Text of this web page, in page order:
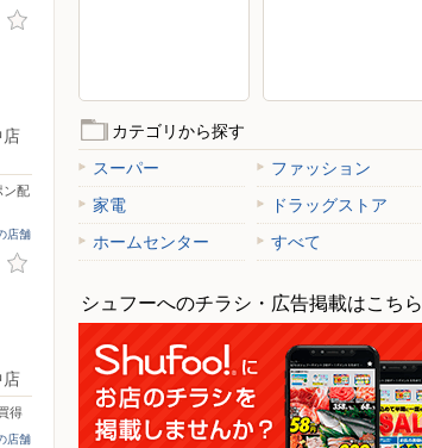
店
ン配
店舗
店
得
店舗
カテゴリから探す
スーパー
ファッション
家電
ドラッグストア
ホームセンター
すべて
シュフーへのチラシ・広告掲載はこちら